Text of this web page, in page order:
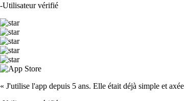
-Utilisateur vérifié
« J'utilise l'app depuis 5 ans. Elle était déjà simple et